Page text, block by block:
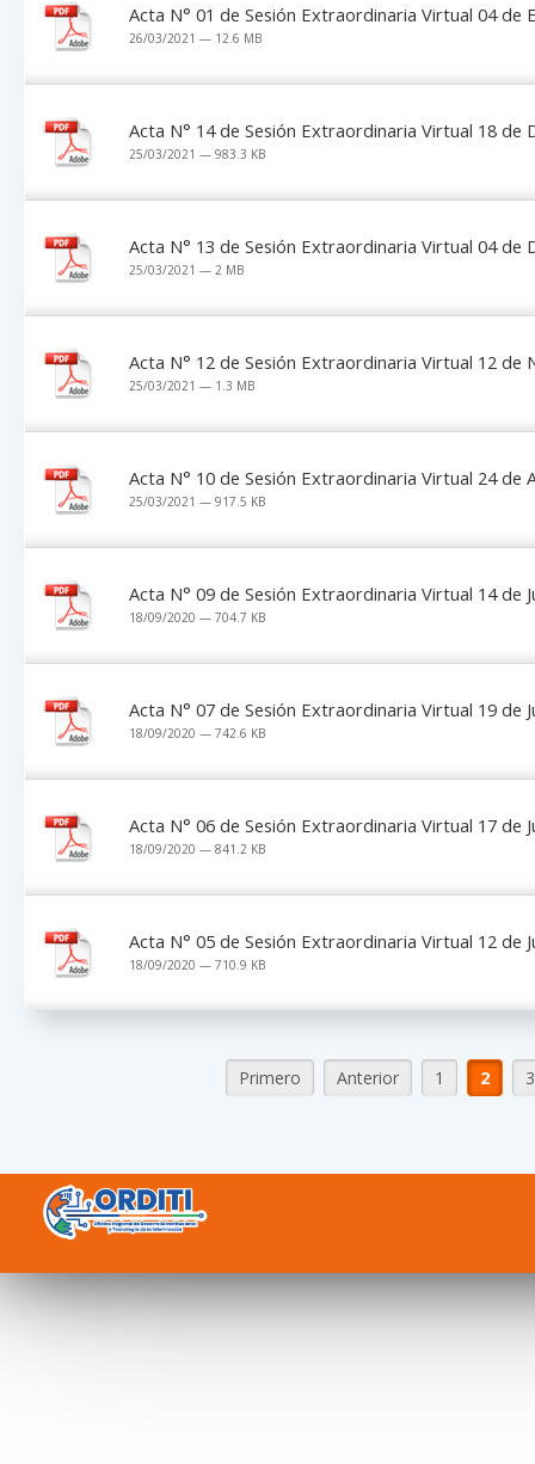
Acta N° 01 de Sesión Extraordinaria Virtual 04 de
26/03/2021 — 12.6 MB
Acta N° 14 de Sesión Extraordinaria Virtual 18 de
25/03/2021 — 983.3 KB
Acta N° 13 de Sesión Extraordinaria Virtual 04 de
25/03/2021 — 2 MB
Acta N° 12 de Sesión Extraordinaria Virtual 12 de
25/03/2021 — 1.3 MB
Acta N° 10 de Sesión Extraordinaria Virtual 24 de
25/03/2021 — 917.5 KB
Acta N° 09 de Sesión Extraordinaria Virtual 14 de
18/09/2020 — 704.7 KB
Acta N° 07 de Sesión Extraordinaria Virtual 19 de
18/09/2020 — 742.6 KB
Acta N° 06 de Sesión Extraordinaria Virtual 17 de
18/09/2020 — 841.2 KB
Acta N° 05 de Sesión Extraordinaria Virtual 12 de
18/09/2020 — 710.9 KB
Primero Anterior 1 2 3